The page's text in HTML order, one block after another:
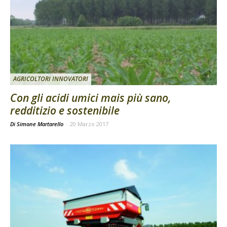
AGRICOLTORI INNOVATORI
Con gli acidi umici mais più sano,
redditizio e sostenibile
Di Simone Martarello - 20 Marzo 2017